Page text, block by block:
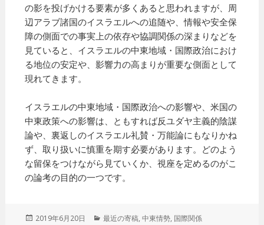
の影を投げかける要素が多くあると思われますが、周
辺アラブ諸国のイスラエルへの追随や、情報や安全保
障の側面での事実上の依存や協調関係の深まりなどを
見ていると、イスラエルの中東地域・国際政治におけ
る地位の安定や、影響力の高まりが重要な側面として
現れてきます。
イスラエルの中東地域・国際政治への影響や、米国の
中東政策への影響は、ともすれば反ユダヤ主義的陰謀
論や、裏返しのイスラエル礼賛・万能論にもなりかね
ず、取り扱いに慎重を期す必要があります。どのよう
な留保をつけながら見ていくか、視座を定めるのがこ
の論考の目的の一つです。
投
2019年6月20日
カ
最近の寄稿,中東情勢, 国際関係